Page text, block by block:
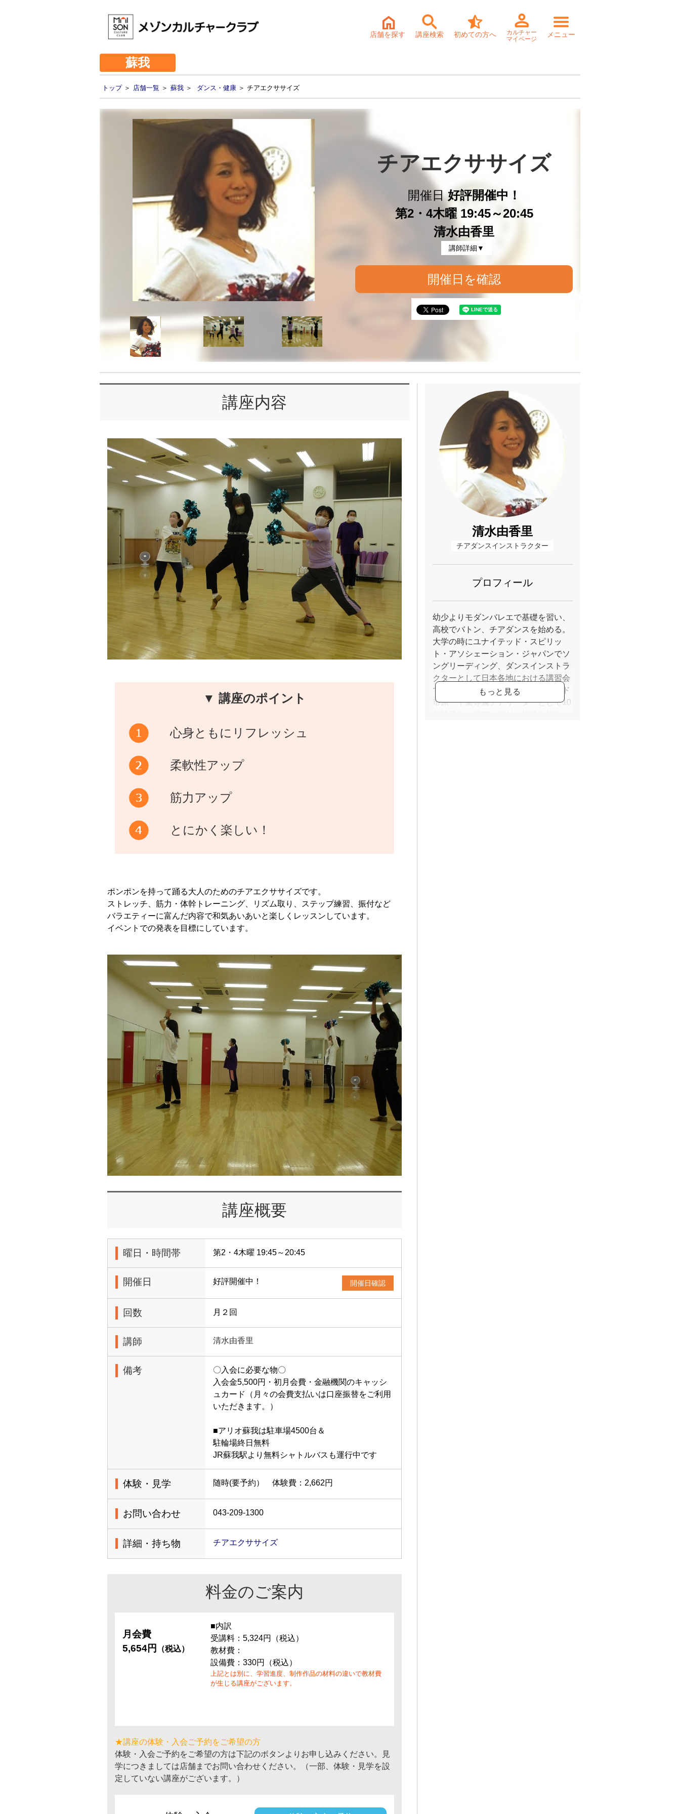
店舗を探す 講座検索 初めての方へ
カルチャー
マイページ
メニュー
蘇我
トップ＞ 店舗一覧 ＞ 蘇我 ＞ ダンス・健康 ＞ チアエクササイズ
チアエクササイズ
開催日好評開催中！
第2・4木曜 19:45～20:45
清水由香里
講師詳細▼
開催日を確認
講座内容
▼ 講座のポイント
心身ともにリフレッシュ
柔軟性アップ
筋力アップ
とにかく楽しい！
ポンポンを持って踊る大人のためのチアエクササイズです。
ストレッチ、筋力・体幹トレーニング、リズム取り、ステップ練習、振付など
バラエティーに富んだ内容で和気あいあいと楽しくレッスンしています。
イベントでの発表を目標にしています。
講座概要
曜日・時間帯 第2・4木曜 19:45～20:45
開催日 好評開催中！ 開催日確認
回数 月２回
講師 清水由香里
備考
〇入会に必要な物〇
入会金5,500円・初月会費・金融機関のキャッシ
ュカード（月々の会費支払いは口座振替をご利用
いただきます。）
■アリオ蘇我は駐車場4500台＆
駐輪場終日無料
JR蘇我駅より無料シャトルバスも運行中です
体験・見学 随時(要予約） 体験費：2,662円
お問い合わせ 043-209-1300
詳細・持ち物 チアエクササイズ
料金のご案内
月会費
5,654円
（税込）
■内訳
受講料：5,324円（税込）
教材費：
設備費：330円（税込）
上記とは別に、学習進度、制作作品の材料の違いで教材費
が生じる講座がございます。
★講座の体験・入会ご予約をご希望の方
体験・入会ご予約をご希望の方は下記のボタンよりお申し込みください。見
学につきましては店舗までお問い合わせください。（一部、体験・見学を設
定していない講座がございます。）
清水由香里
チアダンスインストラクター
プロフィール
幼少よりモダンバレエで基礎を習い、
高校でバトン、チアダンスを始める。
大学の時にユナイテッド・スピリッ
ト・アソシェーション・ジャパンでソ
ングリーディング、ダンスインストラ
クターとして日本各地における講習会
で指導。その後はジェフユナイテッド
市原・千葉専属チアリーダーとして10